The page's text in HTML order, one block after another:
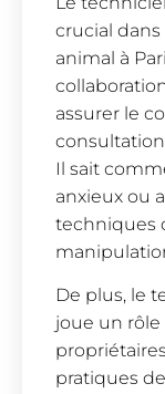
crucial
animal à
assurer le
Il sait
anxieux ou
techniques
De plus, le
joue un
pratiques